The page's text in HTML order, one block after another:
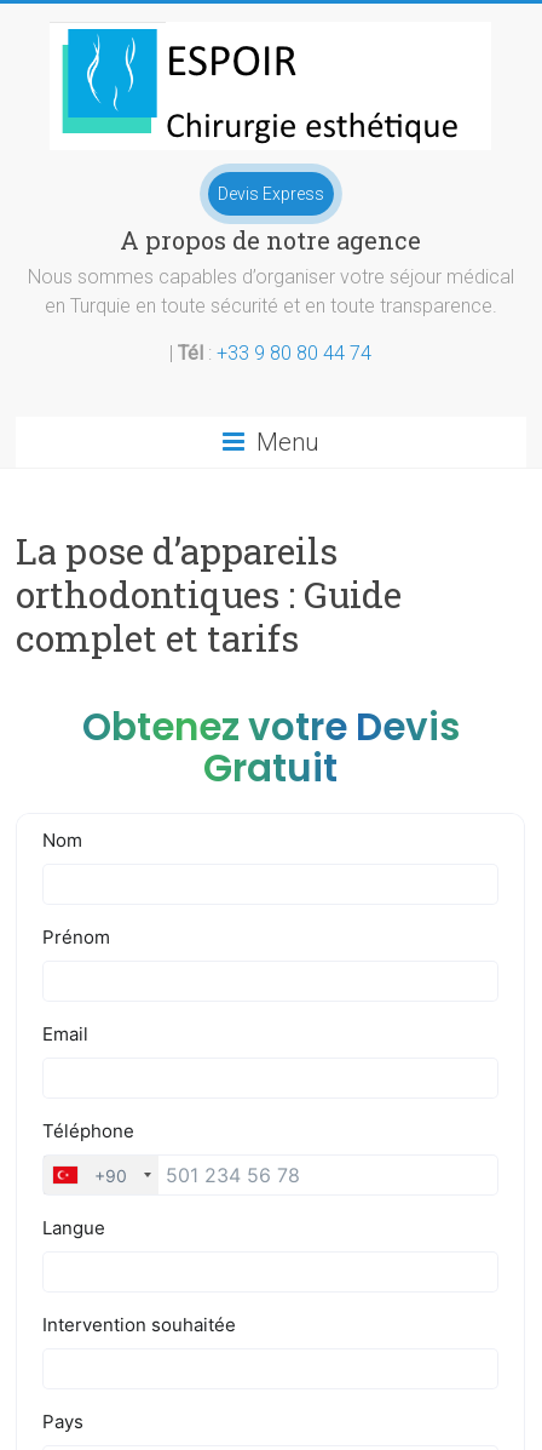
Chirurgie
esthetique
Turquie
Devis Express
A propos de notre agence
Nous sommes capables d’organiser votre séjour médical
en Turquie en toute sécurité et en toute transparence.
|Tél :+33 9 80 80 44 74
Menu
La pose d’appareils
orthodontiques : Guide
complet et tarifs
Obtenez votre Devis
Gratuit